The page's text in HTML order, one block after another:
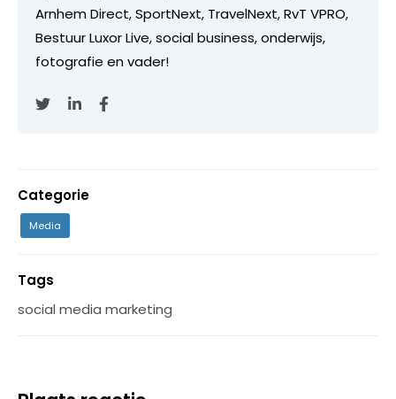
Arnhem Direct, SportNext, TravelNext, RvT VPRO,
Bestuur Luxor Live, social business, onderwijs,
fotografie en vader!
Categorie
Media
Tags
social media marketing